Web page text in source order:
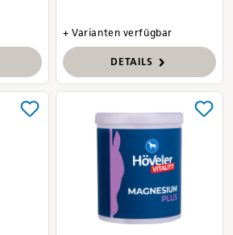
+ Varianten verfügbar
DETAILS